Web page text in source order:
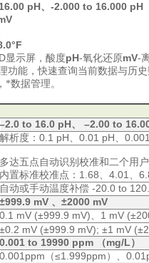
pH、-2.000 to 16.000 pH
显示屏，酸度pH-氧化还原mV-
功能，快速查询当前数据与历
数据管理。
–2.0 to 16.0 pH、 –2.00 to
解析度： 0.1 pH、0.01 pH、0.001
多达五点自动识别校准和二个用
内置标准校准点 ：1.68、4.01、
自动或手动温度补偿 -20.0 to
±999.9 mV 、±2000 mV
0.1 mV (±999.9 mV)、1 mV
±0.2 mV (±999.9 mV); ±1 mV
0.001 to 19990 ppm （mg/L）
0.001ppm（≤1.999ppm）、